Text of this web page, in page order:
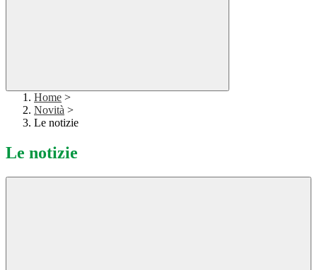
Home >
Novità >
Le notizie
Le notizie